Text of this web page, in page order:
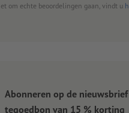
om echte beoordelingen gaan, vindt u
Abonneren op de
tegoedbon van 15 % korting